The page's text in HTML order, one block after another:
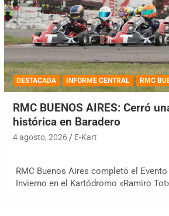
DESTACADA INFORME CENTRAL RMC
RMC BUENOS AIRES: Cerró
histórica en Baradero
4 agosto, 2026 E-Kart
RMC Buenos Aires completó el
Invierno en el Kartódromo «Ramiro